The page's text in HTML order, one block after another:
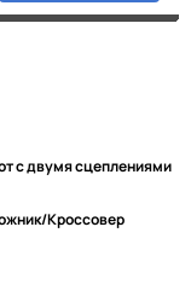
с двумя сцеплениями
Кроссовер